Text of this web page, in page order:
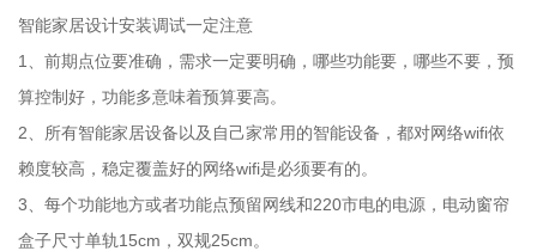
智能家居设计安装调试一定注意
1、前期点位要准确，需求一定要明确，哪些功能要，哪些不要，预
算控制好，功能多意味着预算要高。
2、所有智能家居设备以及自己家常用的智能设备，都对网络wifi依
赖度较高，稳定覆盖好的网络wifi是必须要有的。
3、每个功能地方或者功能点预留网线和220市电的电源，电动窗帘
盒子尺寸单轨15cm，双规25cm。